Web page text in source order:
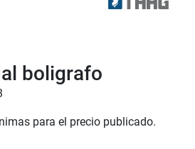
boligrafo
para el precio publicado.